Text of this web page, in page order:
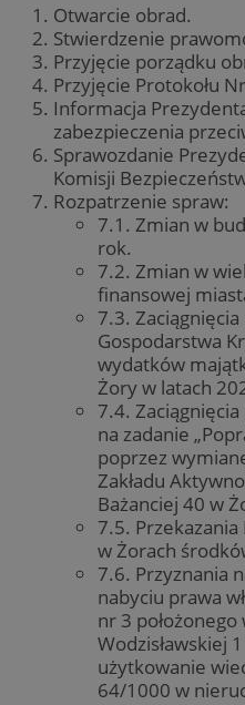
Otwarcie obrad.
Stwierdzenie
Przyjęcie porządku
Przyjęcie Protokołu
Informacja
zabezpieczenia
Sprawozdanie
Komisji
Rozpatrzenie spraw:
7.1. Zmian w
rok.
7.2. Zmian w
finansowej
7.3.
Gospodarstwa
wydatków
Żory w latach
7.4.
na zadanie
poprzez
Zakładu
Bażanciej 40 w
7.5.
w Żorach
7.6. Przyznania
nabyciu prawa
nr 3
Wodzisławskiej
użytkowanie
64/1000 w